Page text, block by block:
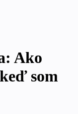
Ako
som